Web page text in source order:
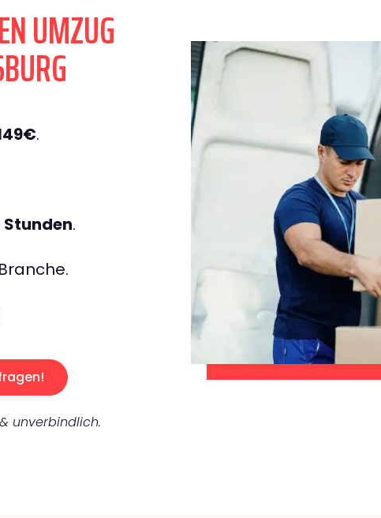
UMZUG
.
.
unverbindlich.